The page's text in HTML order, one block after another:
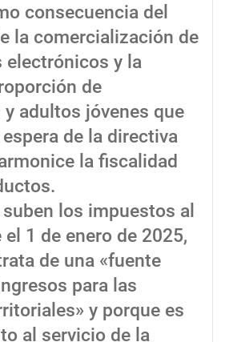
consecuencia del
la comercialización de
electrónicos y la
de
adultos jóvenes que
espera de la directiva
la fiscalidad
los impuestos al
1 de enero de 2025,
de una «fuente
para las
y porque es
al servicio de la